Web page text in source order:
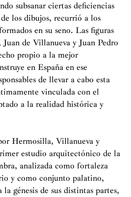
subsanar ciertas deficiencias
los dibujos, recurrió a los
en su seno. Las figuras
de Villanueva y Juan Pedro
propio a la mejor
en España en ese
de llevar a cabo esta
vinculada con el
a la realidad histórica y
Hermosilla, Villanueva y
estudio arquitectónico de la
analizada como fortaleza
y como conjunto palatino,
génesis de sus distintas partes,